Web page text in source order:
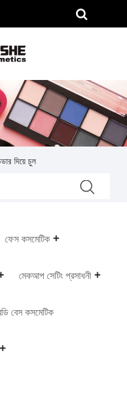
দিয়ে চুল
ফেস কসমেটিক
মেকআপ সেটিং প্রসাধনী
বেস কসমেটিক